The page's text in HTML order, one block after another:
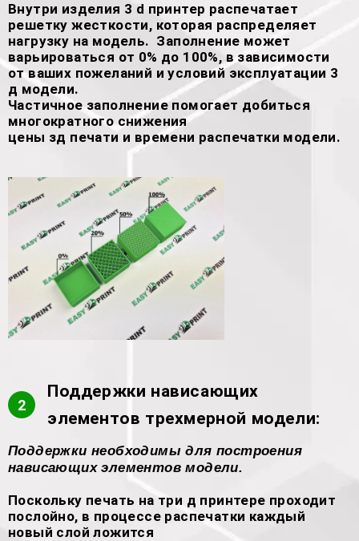
Внутри изделия 3 d принтер распечатает
решетку жесткости, которая распределяет
нагрузку на модель. Заполнение может
варьироваться от 0% до 100%, в зависимости
от ваших пожеланий и условий эксплуатации 3
д модели.
Частичное заполнение помогает добиться
многократного снижения
цены зд печати и времени распечатки модели.
2
Поддержки нависающих
элементов трехмерной модели:
Поддержки необходимы для построения
нависающих элементов модели.
Поскольку печать на три д принтере проходит
послойно, в процессе распечатки каждый
новый слой ложится